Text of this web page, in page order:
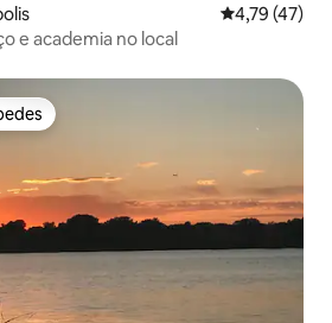
4,79 de uma
4,79 (47)
e academia no local
dos hóspedes